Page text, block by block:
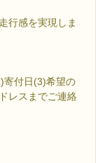
行感を実現しま
付日(3)希望の
レスまでご連絡